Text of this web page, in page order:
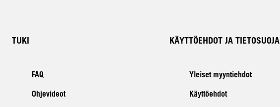
TUKI
FAQ
Ohjevideot
KÄYTTÖEHDOT JA TIETOSUOJA
Yleiset myyntiehdot
Käyttöehdot